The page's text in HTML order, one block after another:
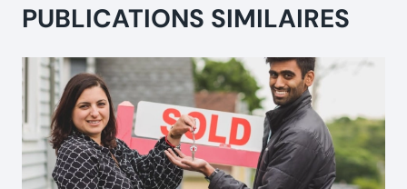
PUBLICATIONS SIMILAIRES